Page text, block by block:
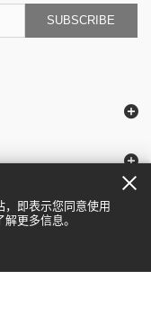
SUBSCRIBE
即表示您同意使用
解更多信息。